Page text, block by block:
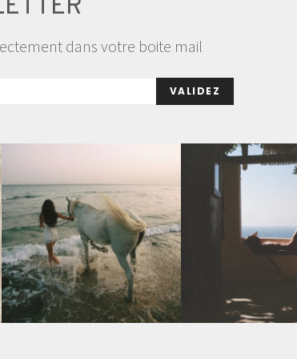
dans votre boite mail
VALIDEZ